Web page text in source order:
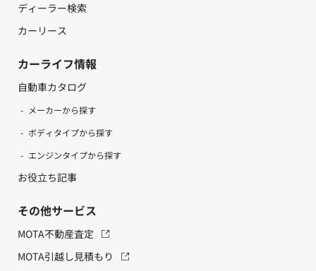
ディーラー検索
カーリース
カーライフ情報
自動車カタログ
メーカーから探す
ボディタイプから探す
エンジンタイプから探す
お役立ち記事
その他サービス
MOTA不動産査定
MOTA引越し見積もり